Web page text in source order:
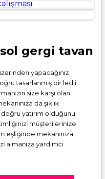
gergi tavan
yapacağınız
tasarlanmış bir ledli
size karşı olan
da şıklık
yatırım olduğunu
müşterilerinize
eşliğinde mekanınıza
almanıza yardımcı